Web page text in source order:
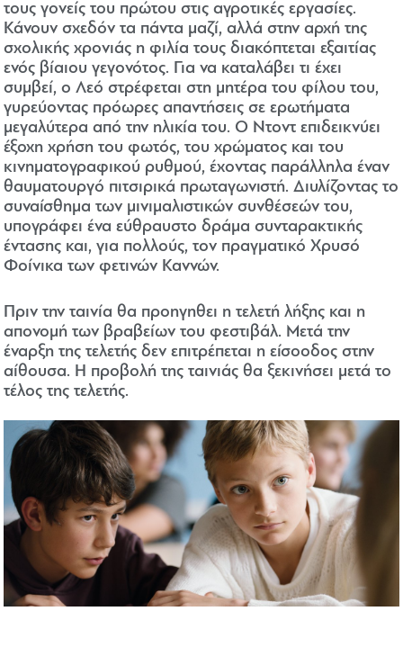
τους γονείς του πρώτου στις αγροτικές εργασίες.
Κάνουν σχεδόν τα πάντα μαζί, αλλά στην αρχή της
σχολικής χρονιάς η φιλία τους διακόπτεται εξαιτίας
ενός βίαιου γεγονότος. Για να καταλάβει τι έχει
συμβεί, ο Λεό στρέφεται στη μητέρα του φίλου του,
γυρεύοντας πρόωρες απαντήσεις σε ερωτήματα
μεγαλύτερα από την ηλικία του. Ο Ντοντ επιδεικνύει
έξοχη χρήση του φωτός, του χρώματος και του
κινηματογραφικού ρυθμού, έχοντας παράλληλα έναν
θαυματουργό πιτσιρικά πρωταγωνιστή. Διυλίζοντας το
συναίσθημα των μινιμαλιστικών συνθέσεών του,
υπογράφει ένα εύθραυστο δράμα συνταρακτικής
έντασης και, για πολλούς, τον πραγματικό Χρυσό
Φοίνικα των φετινών Καννών.
Πριν την ταινία θα προηγηθει η τελετή λήξης και η
απονομή των βραβείων του φεστιβάλ. Μετά την
έναρξη της τελετής δεν επιτρέπεται η είσοοδος στην
αίθουσα. Η προβολή της ταινιάς θα ξεκινήσει μετά το
τέλος της τελετής.